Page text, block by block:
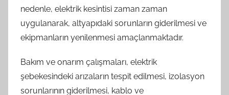
nedenle, elektrik kesintisi zaman zaman
uygulanarak, altyapıdaki sorunların giderilmesi ve
ekipmanların yenilenmesi amaçlanmaktadır.
Bakım ve onarım çalışmaları, elektrik
şebekesindeki arızaların tespit edilmesi, izolasyon
sorunlarının giderilmesi, kablo ve